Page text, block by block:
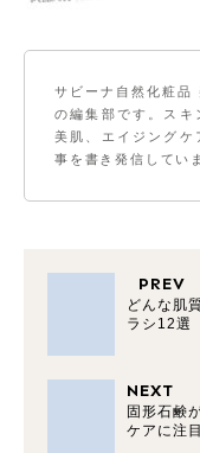
サビーナ自然化粧品
の編集部です。スキ
美肌、エイジングケ
事を書き発信してい
PREV
どんな肌
ラシ12選
NEXT
固形石鹸
ケアに注目